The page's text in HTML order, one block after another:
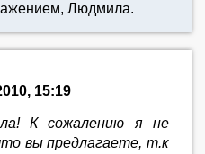
Людмила.
15:19
К сожалению я не
вы предлагаете, т.к